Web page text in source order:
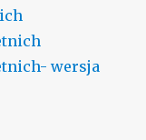
wersja